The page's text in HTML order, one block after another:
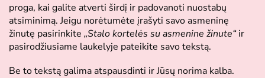
proga, kai galite atverti širdį ir padovanoti nuostabų
atsiminimą. Jeigu norėtumėte įrašyti savo asmeninę
žinutę pasirinkite „Stalo kortelės su asmenine žinute“ ir
pasirodžiusiame laukelyje pateikite savo tekstą.
Be to tekstą galima atspausdinti ir Jūsų norima kalba.